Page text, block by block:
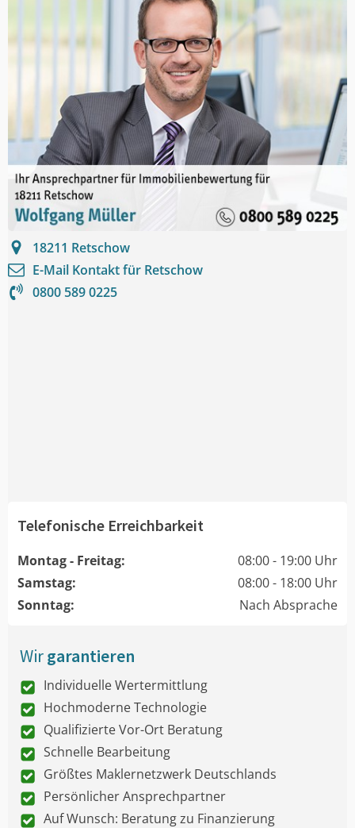
18211 Retschow
E-Mail Kontakt für Retschow
0800 589 0225
Telefonische Erreichbarkeit
Montag - Freitag:
08:00 - 19:00 Uhr
Samstag:
08:00 - 18:00 Uhr
Sonntag:
Nach Absprache
Wirgarantieren
Individuelle Wertermittlung
Hochmoderne Technologie
Qualifizierte Vor-Ort Beratung
Schnelle Bearbeitung
Größtes Maklernetzwerk Deutschlands
Persönlicher Ansprechpartner
Auf Wunsch: Beratung zu Finanzierung